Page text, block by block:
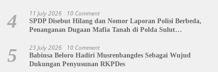
4 11 July 2026 10 Comment
SPDP Disebut Hilang dan Nomor Laporan Polisi Berbeda,
Penanganan Dugaan Mafia Tanah di Polda Sulut
5 23 July 2026 10 Comment
Babinsa Beloro Hadiri Musrenbangdes Sebagai Wujud
Dukungan Penyusunan RKPDes